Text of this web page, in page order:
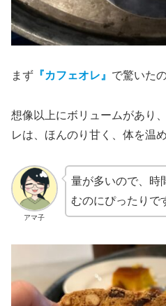
まず 『カフェオレ』 で驚いた
想像以上にボリュームがあり
レは、ほんのり甘く、体を温
アマ子
量が多いので、時
むのにぴったりで